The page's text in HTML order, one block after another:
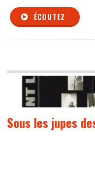
ÉCOUTEZ
Sous les jupes